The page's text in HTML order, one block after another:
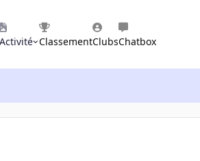
Activité ClassementClubsChatbox